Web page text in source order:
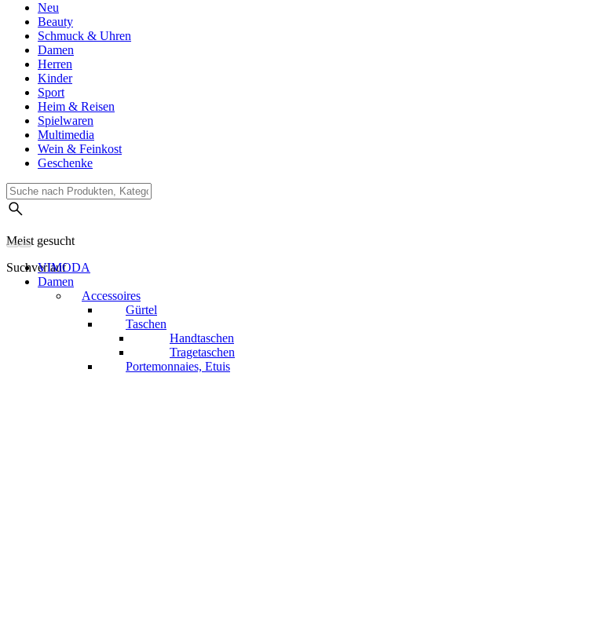
Neu
Beauty
Schmuck & Uhren
Damen
Herren
Kinder
Sport
Heim & Reisen
Spielwaren
Multimedia
Wein & Feinkost
Geschenke
Meist gesucht
Suchverlauf
VIMODA
Damen
Accessoires
Gürtel
Taschen
Handtaschen
Tragetaschen
Portemonnaies, Etuis